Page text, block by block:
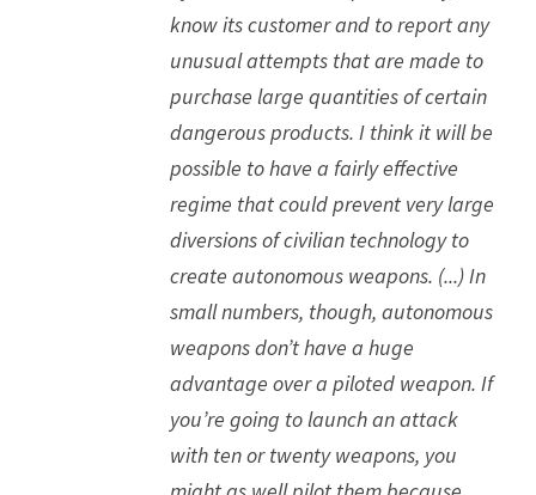
know its customer and to report any
unusual attempts that are made to
purchase large quantities of certain
dangerous products. I think it will be
possible to have a fairly effective
regime that could prevent very large
diversions of civilian technology to
create autonomous weapons. (...) In
small numbers, though, autonomous
weapons don’t have a huge
advantage over a piloted weapon. If
you’re going to launch an attack
with ten or twenty weapons, you